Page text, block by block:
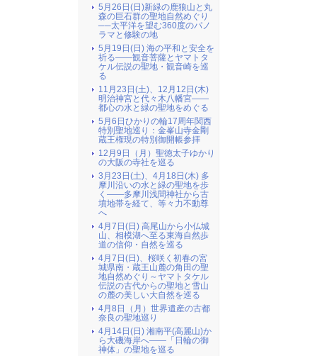
5月26日(日)新緑の鹿狼山と丸
森の巨石群の聖地自然めぐり
──太平洋を望む360度のパノ
ラマと修験の地
5月19日(日) 海の平和と安全を
祈る――観音菩薩とヤマトタ
ケル伝説の聖地・観音崎を巡
る
11月23日(土)、12月12日(木)
明治神宮と代々木八幡宮――
都心の水と緑の聖地をめぐる
5月6日ひかりの輪17周年関西
特別聖地巡り：金峯山寺金剛
蔵王権現の特別御開帳参拝
12月9日（月）聖徳太子ゆかり
の大阪の寺社を巡る
3月23日(土)、4月18日(木) 多
摩川沿いの水と緑の聖地を歩
く――多摩川浅間神社から古
墳地帯を経て、等々力不動尊
へ
4月7日(日) 高尾山から小仏城
山、相模湖へ至る東海自然歩
道の信仰・自然を巡る
4月7日(日)、桜咲く初春の宮
城県南・蔵王山麓の角田の聖
地自然めぐり～ヤマトタケル
伝説の古代からの聖地と雪山
の麓の美しい大自然を巡る
4月8日（月）世界遺産の古都
奈良の聖地巡り
4月14日(日) 湘南平(高麗山)か
ら大磯海岸へ――「日輪の御
神体」の聖地を巡る